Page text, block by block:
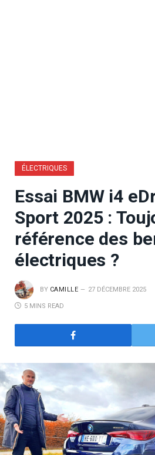
ÉLECTRIQUES
Essai BMW i4
Sport 2025 :
référence des
électriques ?
BY CAMILLE 27 DÉCEMBRE 2025
5 MINS READ